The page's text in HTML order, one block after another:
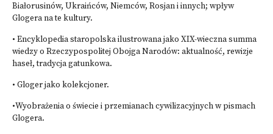
Białorusinów, Ukraińców, Niemców, Rosjan i innych; wpływ
Glogera na te kultury.
• Encyklopedia staropolska ilustrowana jako XIX-wieczna summa
wiedzy o Rzeczypospolitej Obojga Narodów: aktualność, rewizje
haseł, tradycja gatunkowa.
• Gloger jako kolekcjoner.
•Wyobrażenia o świecie i przemianach cywilizacyjnych w pismach
Glogera.